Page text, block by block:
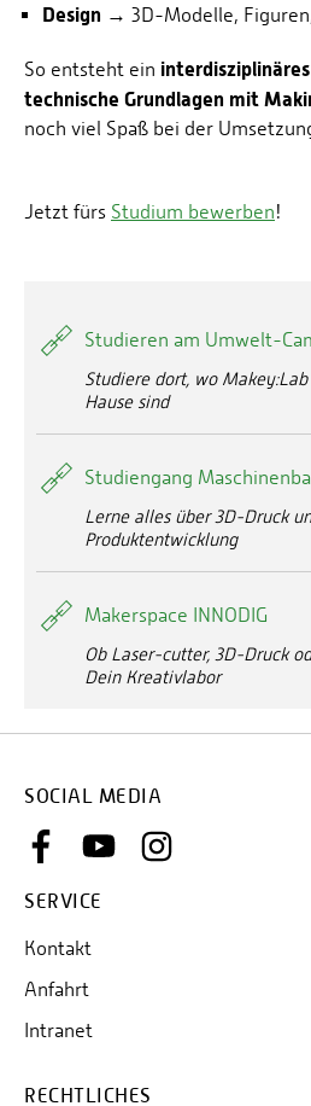
Design → 3D-Modelle,
So entsteht ein
technische Grundlagen mit
noch viel Spaß bei der
Jetzt fürs Studium bewerben!
Studieren am Umwelt-
Studiere dort, wo
Hause sind
Studiengang
Lerne alles über 3D-Druck
Produktentwicklung
Makerspace INNODIG
Ob Laser-cutter, 3D-Druck
Dein Kreativlabor
SOCIAL MEDIA
SERVICE
Kontakt
Anfahrt
Intranet
RECHTLICHES